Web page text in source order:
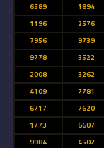
6589
1894
1196
2576
7956
9739
9778
3522
2008
3262
4109
7781
6717
7620
1773
6607
9984
4502